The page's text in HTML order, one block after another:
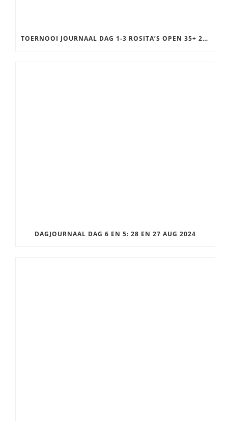
TOERNOOI JOURNAAL DAG 1-3 ROSITA’S OPEN 35+ 2025
DAGJOURNAAL DAG 6 EN 5: 28 EN 27 AUG 2024